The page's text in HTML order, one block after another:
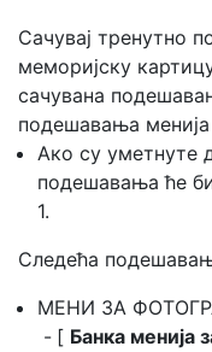
Сачувај тренутно
меморијску
сачувана
подешавања
Ако су уметнуте
подешавања ће
1.
Следећа
МЕНИ ЗА
[ Банка менија